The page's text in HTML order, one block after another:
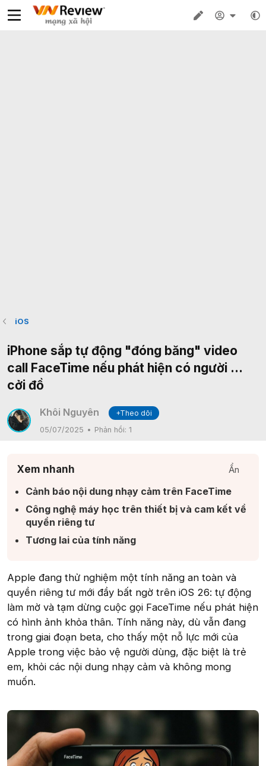
iOS
iPhone sắp tự động "đóng băng" video
call FaceTime nếu phát hiện có người …
cởi đồ
Khôi Nguyên
+Theo dõi
05/07/2025
Phản hồi: 1
Xem nhanh Ẩn
Cảnh báo nội dung nhạy cảm trên FaceTime​
Công nghệ máy học trên thiết bị và cam kết về
quyền riêng tư​
Tương lai của tính năng​
Apple đang thử nghiệm một tính năng an toàn và
quyền riêng tư mới đầy bất ngờ trên iOS 26: tự động
làm mờ và tạm dừng cuộc gọi FaceTime nếu phát hiện
có hình ảnh khỏa thân. Tính năng này, dù vẫn đang
trong giai đoạn beta, cho thấy một nỗ lực mới của
Apple trong việc bảo vệ người dùng, đặc biệt là trẻ
em, khỏi các nội dung nhạy cảm và không mong
muốn.